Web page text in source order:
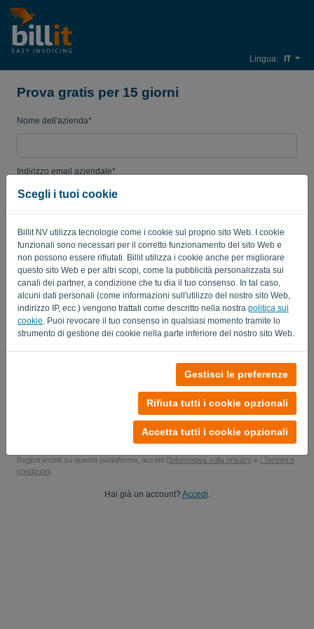
Scegli i tuoi cookie
Billit NV utilizza tecnologie come i cookie sul proprio sito Web. I cookie
funzionali sono necessari per il corretto funzionamento del sito Web e
non possono essere rifiutati. Billit utilizza i cookie anche per migliorare
questo sito Web e per altri scopi, come la pubblicità personalizzata sui
canali dei partner, a condizione che tu dia il tuo consenso. In tal caso,
alcuni dati personali (come informazioni sull'utilizzo del nostro sito Web,
indirizzo IP, ecc.) vengono trattati come descritto nella nostra politica sui
cookie . Puoi revocare il tuo consenso in qualsiasi momento tramite lo
strumento di gestione dei cookie nella parte inferiore del nostro sito Web.
Gestisci le preferenze
Rifiuta tutti i cookie opzionali
Accetta tutti i cookie opzionali
Lingua: IT
Prova gratis per 15 giorni
Nome dell'azienda*
Indirizzo email aziendale*
Paese
Sì, potrebbe inviare gli aggiornamenti del mio prodotto..
Inizia la tua prova gratuita
Carta di credito non richiesta
Senza vincoli! 100% senza impegno
Registrandoti su questa piattaforma, accetti l'Informativa sulla privacy e i Termini e
condizioni
Hai già un account? Accedi.